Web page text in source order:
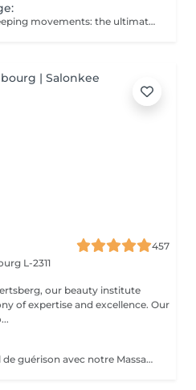
A choreography of fluid, sweeping movements: the ultimate in relaxation.
457
L-2311
our beauty institute
expertise and excellence. Our
Explorez le pouvoir ancestral de guérison avec notre Massage Amérindien aux Pierres Chaudes. Plongez dans une expérience où la sagesse des traditions amérindiennes se marie à la chaleur bienfaisante des pierres. Les pierres chaudes, soigneusement positionnées le long de votre corps, libèrent une énergie apaisante qui soulage les tensions musculaires et stimule la circulation. Les mouvements rituels et les propriétés énergisantes des pierres créent une harmonie unique entre le physique et le spirituel. Laissez-vous emporter par la chaleur réconfortante et les bienfaits revitalisants de notre Massage Amérindien avec des pierres chaudes.